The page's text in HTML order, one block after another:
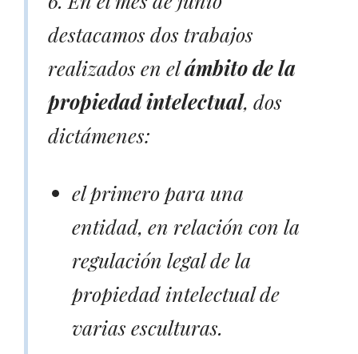
destacamos dos trabajos
realizados en elámbito de la
propiedad intelectual, dos
dictámenes:
el primero para una
entidad, en relación con la
regulación legal de la
propiedad intelectual de
varias esculturas.